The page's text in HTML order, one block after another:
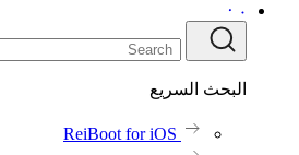
البحث السريع
ReiBoot for iOS